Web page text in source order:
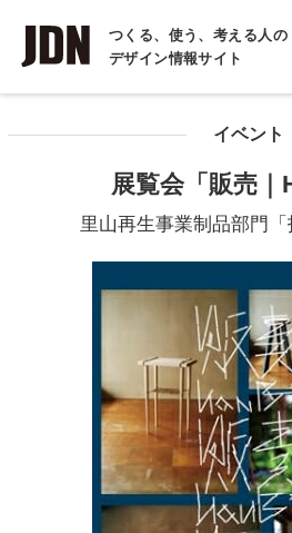
つくる、使う、考える人の
デザイン情報サイト
INTERVIEW
インタビュー
COLUMN
イベント
展覧会「販売｜
里山再生事業制品部門「